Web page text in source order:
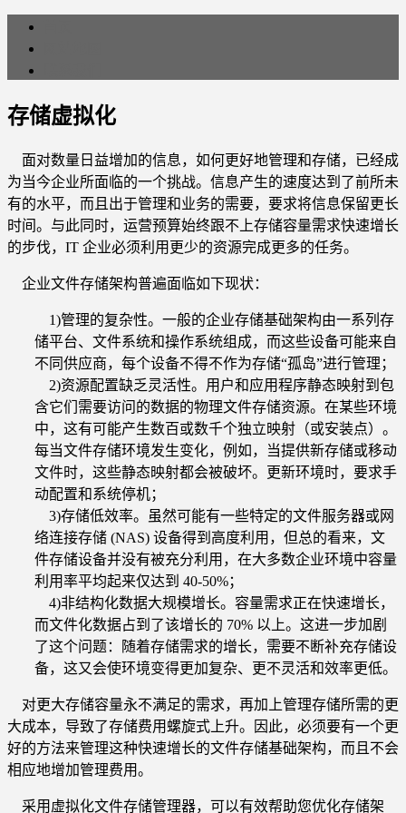
存储虚拟化
面对数量日益增加的信息，如何更好地管理和存储，已经成
为当今企业所面临的一个挑战。信息产生的速度达到了前所未
有的水平，而且出于管理和业务的需要，要求将信息保留更长
时间。与此同时，运营预算始终跟不上存储容量需求快速增长
的步伐，IT 企业必须利用更少的资源完成更多的任务。
企业文件存储架构普遍面临如下现状：
1)管理的复杂性。一般的企业存储基础架构由一系列存
储平台、文件系统和操作系统组成，而这些设备可能来自
不同供应商，每个设备不得不作为存储“孤岛”进行管理；
2)资源配置缺乏灵活性。用户和应用程序静态映射到包
含它们需要访问的数据的物理文件存储资源。在某些环境
中，这有可能产生数百或数千个独立映射（或安装点）。
每当文件存储环境发生变化，例如，当提供新存储或移动
文件时，这些静态映射都会被破坏。更新环境时，要求手
动配置和系统停机；
3)存储低效率。虽然可能有一些特定的文件服务器或网
络连接存储 (NAS) 设备得到高度利用，但总的看来，文
件存储设备并没有被充分利用，在大多数企业环境中容量
利用率平均起来仅达到 40-50%；
4)非结构化数据大规模增长。容量需求正在快速增长，
而文件化数据占到了该增长的 70% 以上。这进一步加剧
了这个问题：随着存储需求的增长，需要不断补充存储设
备，这又会使环境变得更加复杂、更不灵活和效率更低。
对更大存储容量永不满足的需求，再加上管理存储所需的更
大成本，导致了存储费用螺旋式上升。因此，必须要有一个更
好的方法来管理这种快速增长的文件存储基础架构，而且不会
相应地增加管理费用。
采用虚拟化文件存储管理器，可以有效帮助您优化存储架